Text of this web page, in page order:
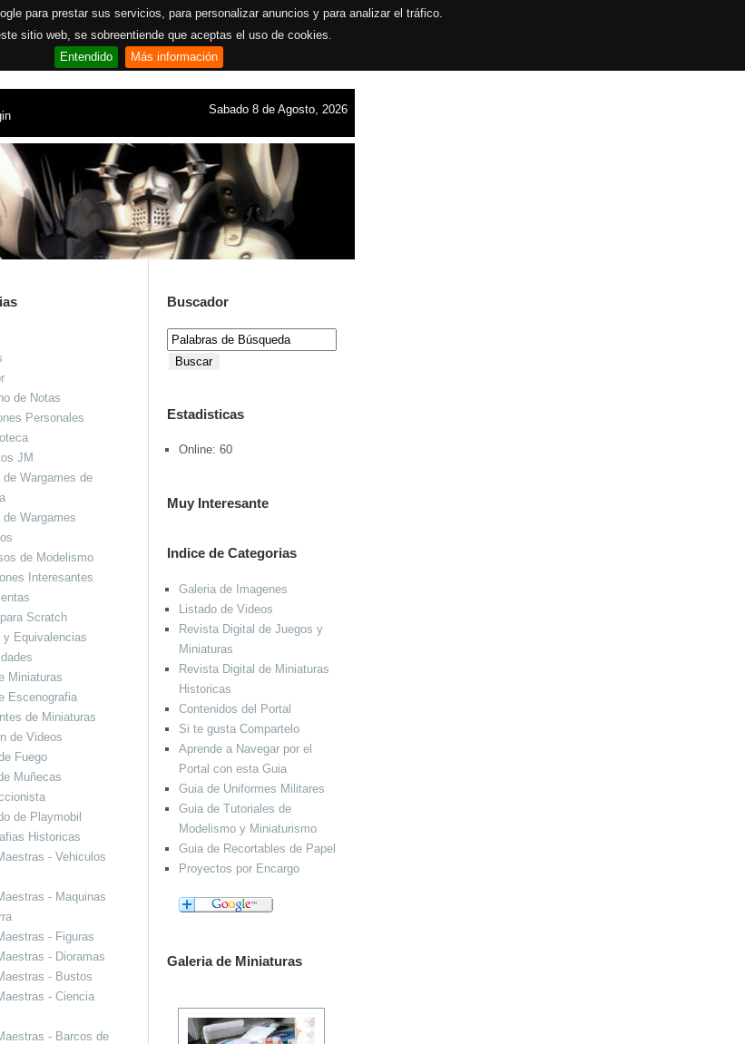
para prestar sus servicios, para personalizar anuncios y para analizar el tráfico.
sitio web, se sobreentiende que aceptas el uso de cookies.
Entendido
Más información
Sabado 8 de Agosto, 2026
Buscador
Estadisticas
Online: 60
Muy Interesante
Indice de Categorias
Galeria de Imagenes
Listado de Videos
Revista Digital de Juegos y
Miniaturas
Revista Digital de Miniaturas
Historicas
Contenidos del Portal
Si te gusta Compartelo
Aprende a Navegar por el
Portal con esta Guia
Guia de Uniformes Militares
Guia de Tutoriales de
Modelismo y Miniaturismo
Guia de Recortables de Papel
Proyectos por Encargo
Galeria de Miniaturas
de Notas
Personales
JM
de Wargames de
de Wargames
de Modelismo
Interesantes
Scratch
y Equivalencias
Miniaturas
Escenografia
de Miniaturas
de Videos
Fuego
Muñecas
de Playmobil
Historicas
- Vehiculos
- Maquinas
- Figuras
- Dioramas
- Bustos
- Ciencia
- Barcos de